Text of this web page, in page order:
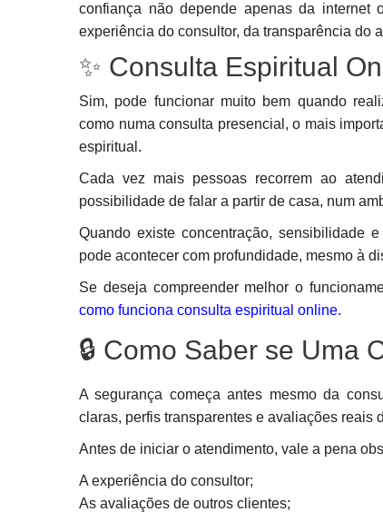
confiança não depende apenas da internet
experiência do consultor, da transparência do
✨ Consulta Espiritual
Sim, pode funcionar muito bem quando
como numa consulta presencial, o mais
espiritual.
Cada vez mais pessoas recorrem ao
possibilidade de falar a partir de casa, num
Quando existe concentração, sensibilidade
pode acontecer com profundidade, mesmo à
Se deseja compreender melhor o
como funciona consulta espiritual online.
🔒 Como Saber se Uma
A segurança começa antes mesmo da
claras, perfis transparentes e avaliações reais
Antes de iniciar o atendimento, vale a pena
A experiência do consultor;
As avaliações de outros clientes;